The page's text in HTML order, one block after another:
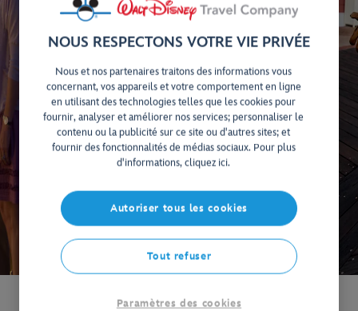
NOUS RESPECTONS VOTRE VIE PRIVÉE
Nous et nos partenaires traitons des informations vous
concernant, vos appareils et votre comportement en ligne
en utilisant des technologies telles que les cookies pour
fournir, analyser et améliorer nos services; personnaliser le
contenu ou la publicité sur ce site ou d'autres sites; et
fournir des fonctionnalités de médias sociaux. Pour plus
d'informations, cliquez ici.
Paramètres des cookies
Tout refuser
Autoriser tous les cookies